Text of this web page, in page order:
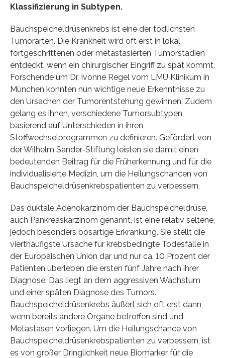
Klassifizierung in Subtypen.
Bauchspeicheldrüsenkrebs ist eine der tödlichsten
Tumorarten. Die Krankheit wird oft erst in lokal
fortgeschrittenen oder metastasierten Tumorstadien
entdeckt, wenn ein chirurgischer Eingriff zu spät kommt.
Forschende um Dr. Ivonne Regel vom LMU Klinikum in
München konnten nun wichtige neue Erkenntnisse zu
den Ursachen der Tumorentstehung gewinnen. Zudem
gelang es ihnen, verschiedene Tumorsubtypen,
basierend auf Unterschieden in ihren
Stoffwechselprogrammen zu definieren. Gefördert von
der Wilhelm Sander-Stiftung leisten sie damit einen
bedeutenden Beitrag für die Früherkennung und für die
individualisierte Medizin, um die Heilungschancen von
Bauchspeicheldrüsenkrebspatienten zu verbessern.
Das duktale Adenokarzinom der Bauchspeicheldrüse,
auch Pankreaskarzinom genannt, ist eine relativ seltene,
jedoch besonders bösartige Erkrankung. Sie stellt die
vierthäufigste Ursache für krebsbedingte Todesfälle in
der Europäischen Union dar und nur ca. 10 Prozent der
Patienten überleben die ersten fünf Jahre nach ihrer
Diagnose. Das liegt an dem aggressiven Wachstum
und einer späten Diagnose des Tumors.
Bauchspeicheldrüsenkrebs äußert sich oft erst dann,
wenn bereits andere Organe betroffen sind und
Metastasen vorliegen. Um die Heilungschance von
Bauchspeicheldrüsenkrebspatienten zu verbessern, ist
es von großer Dringlichkeit neue Biomarker für die